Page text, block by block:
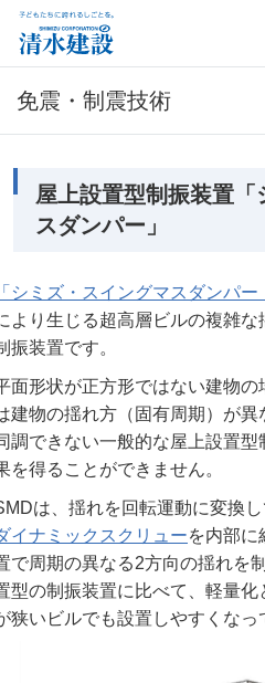
免震・制震技術
屋上設置型制振装置
スダンパー」
シミズ・スイングマスダンパー
より生じる超高層ビルの複雑
振装置です。
面形状が正方形ではない建物
建物の揺れ方（固有周期）が
調できない一般的な屋上設置
を得ることができません。
は、揺れを回転運動に変換
イナミックスクリューを内部に
で周期の異なる2方向の揺れを
型の制振装置に比べて、軽量
狭いビルでも設置しやすくなっ